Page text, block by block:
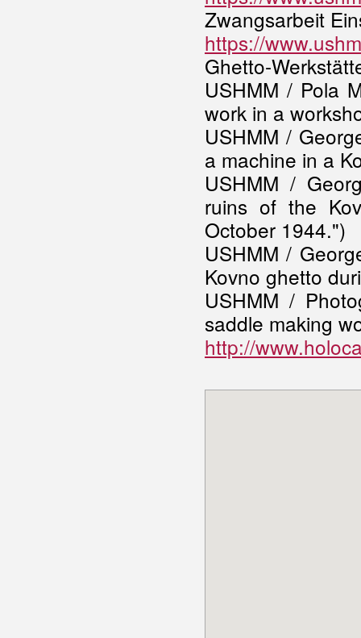
Zwangsarbeit
https://
Ghetto-
USHMM / Pola
work in a
USHMM /
a machine in a
USHMM /
ruins of the
October 1944.")
USHMM /
Kovno ghetto
USHMM /
saddle making
http://